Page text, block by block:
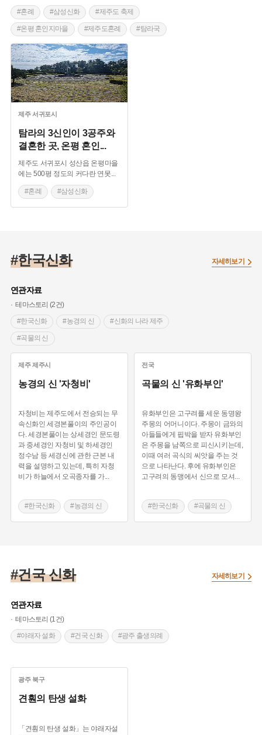
#혼례
#삼성신화 #제주도 축제
#온평 혼인지마을 #제주도혼례 #탐라국
#병마수군절제사
제주서귀포시
탐라의 3신인이 3공주와
결혼한 곳, 온평 혼인...
제주도 서귀포시 성산읍 온평마을
에는 500평 정도의 커다란 연못
#혼례 #삼성신화
#제주도 축제
#한국신화
연관자료
테마스토리 (2건)
#한국신화
#농경의 신 #신화의 나라 제주
#곡물의 신
자세히보기
제주제주시
농경의 신 '자청비'
자청비는 제주도에서 전승되는 무
속신화인 세경본풀이의 주인공이
다. 세경본풀이는 상세경인 문도령
과 중세경인 자청비 및 하세경인
정수남 등 세경신에 관한 근본 내
력을 설명하고 있는데, 특히 자청
비가 하늘에서 오곡종자를 가...
#한국신화 #농경의 신
#신화의 나라 제주
전국
곡물의 신 '유화부인'
유화부인은 고구려를 세운 동명왕
주몽의 어머니이다. 주몽이 금와의
아들들에게 핍박을 받자 유화부인
은 주몽을 남쪽으로 피신시키는데,
이때 여러 곡식의 씨앗을 주는 것
으로 나타난다. 후에 유화부인은
고구려의 동맹에서 신으로 모셔...
#한국신화 #곡물의 신
#건국 신화
연관자료
테마스토리 (1건)
#야래자 설화
#건국 신화 #광주 출생의례
자세히보기
광주 북구
견훤의 탄생 설화
「견훤의 탄생 설화」는 야래자설